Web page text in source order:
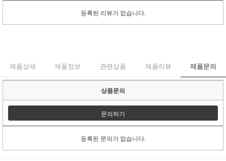
등록된 리뷰가 없습니다.
제품상세 제품정보 관련상품 제품리뷰 제품문의
상품문의
문의하기
등록된 문의가 없습니다.